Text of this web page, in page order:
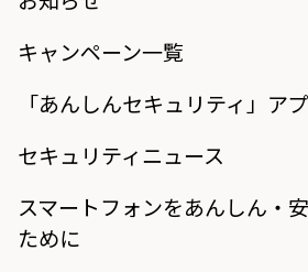
キャンペーン一覧
「あんしんセキュリティ」ア
セキュリティニュース
スマートフォンをあんしん・
ために